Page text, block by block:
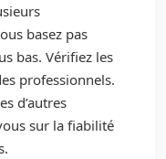
basez pas
bas. Vérifiez les
professionnels.
d’autres
sur la fiabilité